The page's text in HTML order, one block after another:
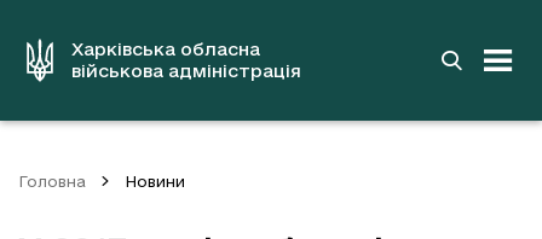
вмістуХарківська обласна
військова адміністрація
Головна Новини